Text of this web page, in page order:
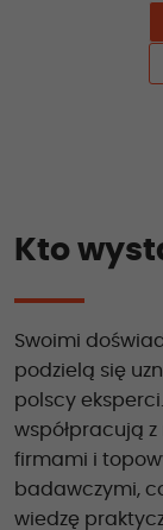
Kto
Swoimi
podzielą się
polscy
współpracują
firmami i
badawczymi,
wiedzę